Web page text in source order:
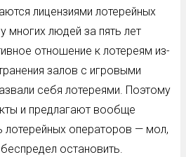
лицензиями лотерейных
многих людей за пять лет
отношение к лотереям из-
залов с игровыми
себя лотереями. Поэтому
и предлагают вообще
лотерейных операторов — мол,
остановить.